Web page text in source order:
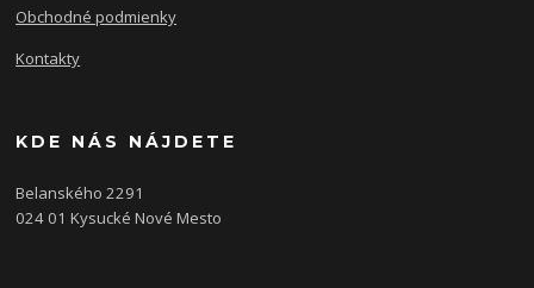
Obchodné podmienky
Kontakty
KDE NÁS NÁJDETE
Belanského 2291
024 01 Kysucké Nové Mesto